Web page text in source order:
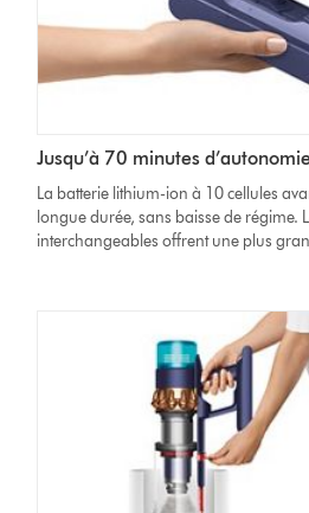
Jusqu’à 70 minutes d’autonomie
La batterie lithium-ion à 10 cellules
longue durée, sans baisse de régime.
interchangeables offrent une plus